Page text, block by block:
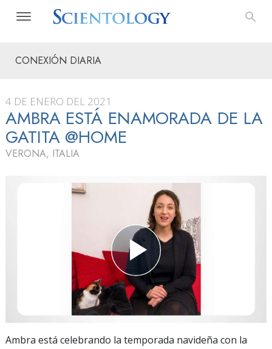
CONEXIÓN DIARIA
4 DE ENERO DEL 2021
AMBRA ESTÁ ENAMORADA DE LA
GATITA @HOME
VERONA, ITALIA
Ambra está celebrando la temporada navideña con la